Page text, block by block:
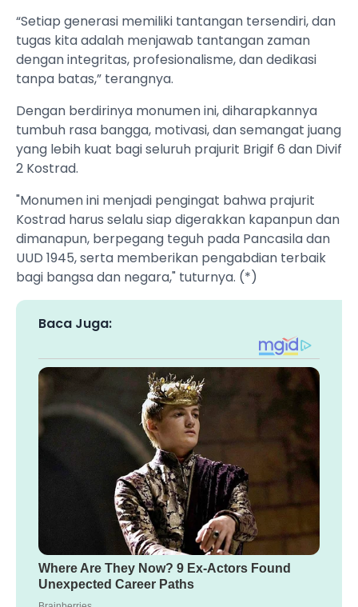
“Setiap generasi memiliki tantangan tersendiri, dan
tugas kita adalah menjawab tantangan zaman
dengan integritas, profesionalisme, dan dedikasi
tanpa batas,” terangnya.
Dengan berdirinya monumen ini, diharapkannya
tumbuh rasa bangga, motivasi, dan semangat juang
yang lebih kuat bagi seluruh prajurit Brigif 6 dan Divif
2 Kostrad.
"Monumen ini menjadi pengingat bahwa prajurit
Kostrad harus selalu siap digerakkan kapanpun dan
dimanapun, berpegang teguh pada Pancasila dan
UUD 1945, serta memberikan pengabdian terbaik
bagi bangsa dan negara," tuturnya. (*)
Baca Juga: